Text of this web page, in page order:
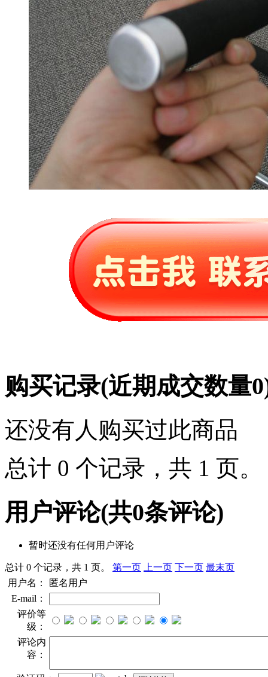
购买记录(近期成交数量0
还没有人购买过此商品
总计 0 个记录，共 1 页。
用户评论(共0条评论)
暂时还没有任何用户评论
总计 0 个记录，共 1 页。 第一页 上一页 下一页 最末页
用户名：
匿名用户
E-mail：
评价等
级：
评论内
容：